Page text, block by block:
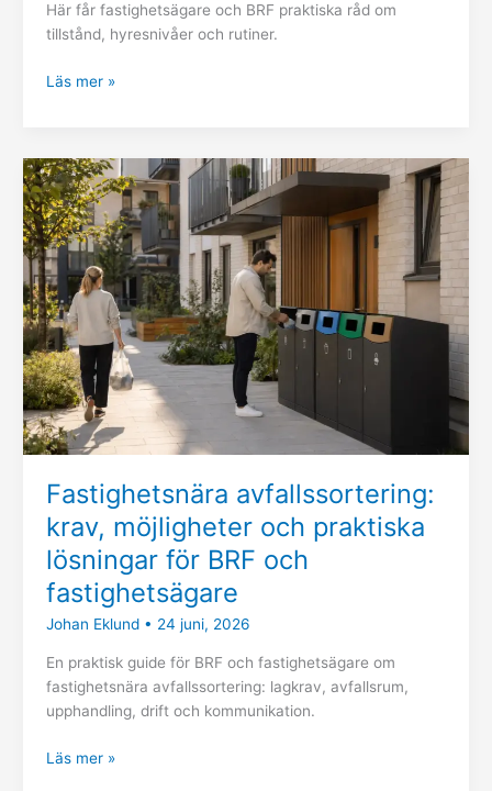
Här får fastighetsägare och BRF praktiska råd om
tillstånd, hyresnivåer och rutiner.
Läs mer »
Fastighetsnära avfallssortering:
krav, möjligheter och praktiska
lösningar för BRF och
fastighetsägare
Johan Eklund • 24 juni, 2026
En praktisk guide för BRF och fastighetsägare om
fastighetsnära avfallssortering: lagkrav, avfallsrum,
upphandling, drift och kommunikation.
Fastighetsnära
avfallssortering:
krav,
möjligheter
och
praktiska
lösningar
för
BRF
och
fastighetsägare
Läs mer »